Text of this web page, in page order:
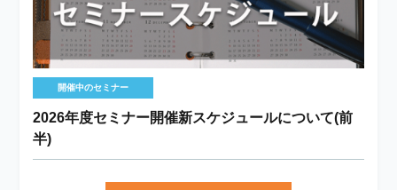
開催中のセミナー
2026年度セミナー開催新スケジュールについて(前
半)